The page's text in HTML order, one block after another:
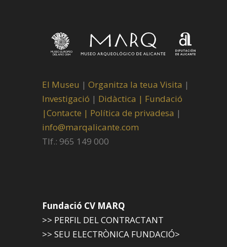
El Museu | Organitza la teua Visita |
Investigació | Didàctica | Fundació
|Contacte | Política de privadesa |
info@marqalicante.com
Tlf.: 965 149 000
Fundació CV MARQ
>> PERFIL DEL CONTRACTANT
>> SEU ELECTRÒNICA FUNDACIÓ>